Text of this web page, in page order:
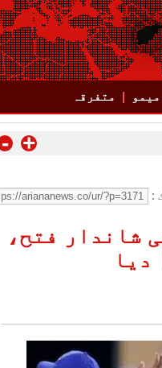
میمو متفرقہ
- +
:
شاندار فتح،